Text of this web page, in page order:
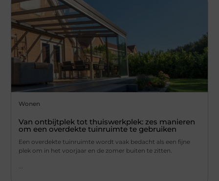
Wonen
Van ontbijtplek tot thuiswerkplek: zes manieren
om een overdekte tuinruimte te gebruiken
Een overdekte tuinruimte wordt vaak bedacht als een fijne
plek om in het voorjaar en de zomer buiten te zitten.
...